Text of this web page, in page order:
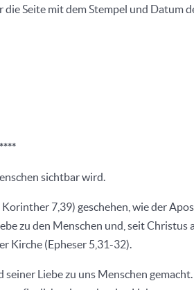
Seite mit dem Stempel und Datum
sichtbar wird.
7,39) geschehen, wie der
zu den Menschen und, seit Christus
Kirche (Epheser 5,31-32).
Liebe zu uns Menschen gemacht.